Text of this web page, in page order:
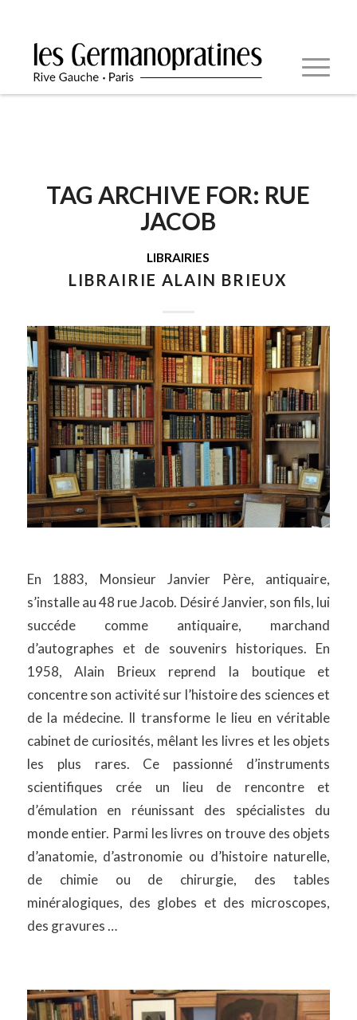
TAG ARCHIVE FOR: RUE
JACOB
LIBRAIRIES
LIBRAIRIE ALAIN BRIEUX
En 1883, Monsieur Janvier Père, antiquaire,
s’installe au 48 rue Jacob. Désiré Janvier, son fils, lui
succéde comme antiquaire, marchand
d’autographes et de souvenirs historiques. En
1958, Alain Brieux reprend la boutique et
concentre son activité sur l’histoire des sciences et
de la médecine. Il transforme le lieu en véritable
cabinet de curiosités, mêlant les livres et les objets
les plus rares. Ce passionné d’instruments
scientifiques crée un lieu de rencontre et
d’émulation en réunissant des spécialistes du
monde entier. Parmi les livres on trouve des objets
d’anatomie, d’astronomie ou d’histoire naturelle,
de chimie ou de chirurgie, des tables
minéralogiques, des globes et des microscopes,
des gravures …